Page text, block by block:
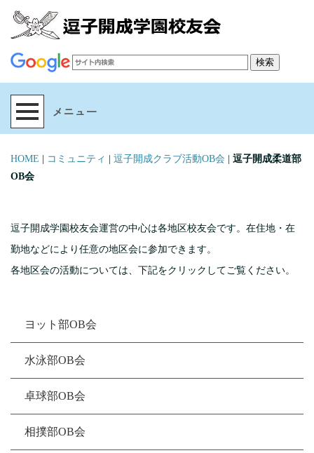
HOME コミュニティ 逗子開成クラブ活動OB会
逗子開成柔道部
OB会
逗子開成学園校友会運営の中心は各地区校友会です。在住地・在
勤地などにより任意の地区会に参加できます。
各地区会の活動については、下記をクリックしてご覧ください。
ヨット部OB会
水泳部OB会
卓球部OB会
相撲部OB会